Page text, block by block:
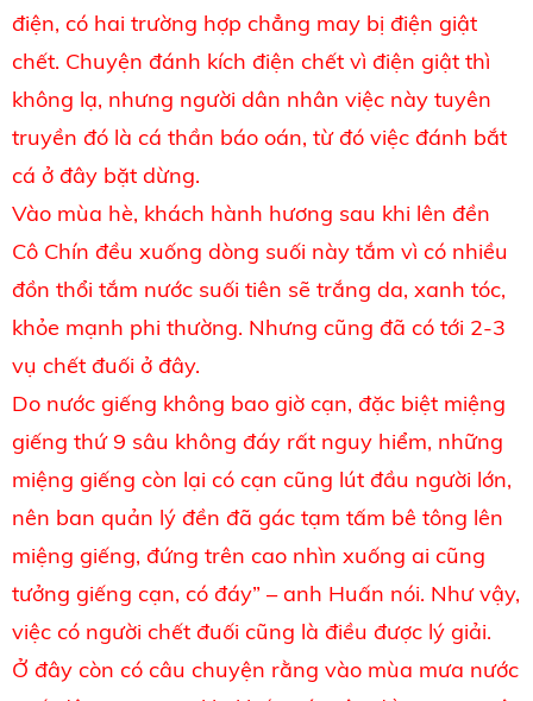
điện, có hai trường hợp chẳng may bị điện giật
chết. Chuyện đánh kích điện chết vì điện giật thì
không lạ, nhưng người dân nhân việc này tuyên
truyền đó là cá thần báo oán, từ đó việc đánh bắt
cá ở đây bặt dừng.
Vào mùa hè, khách hành hương sau khi lên đền
Cô Chín đều xuống dòng suối này tắm vì có nhiều
đồn thổi tắm nước suối tiên sẽ trắng da, xanh tóc,
khỏe mạnh phi thường. Nhưng cũng đã có tới 2-3
vụ chết đuối ở đây.
Do nước giếng không bao giờ cạn, đặc biệt miệng
giếng thứ 9 sâu không đáy rất nguy hiểm, những
miệng giếng còn lại có cạn cũng lút đầu người lớn,
nên ban quản lý đền đã gác tạm tấm bê tông lên
miệng giếng, đứng trên cao nhìn xuống ai cũng
tưởng giếng cạn, có đáy” – anh Huấn nói. Như vậy,
việc có người chết đuối cũng là điều được lý giải.
Ở đây còn có câu chuyện rằng vào mùa mưa nước